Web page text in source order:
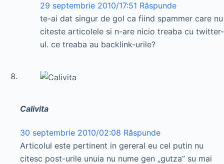
29 septembrie 2010/17:51 Răspunde
te-ai dat singur de gol ca fiind spammer care nu
citeste articolele si n-are nicio treaba cu twitter-
ul. ce treaba au backlink-urile?
Calivita
30 septembrie 2010/02:08 Răspunde
Articolul este pertinent in gereral eu cel putin nu
citesc post-urile unuia nu nume gen „gutza” su mai